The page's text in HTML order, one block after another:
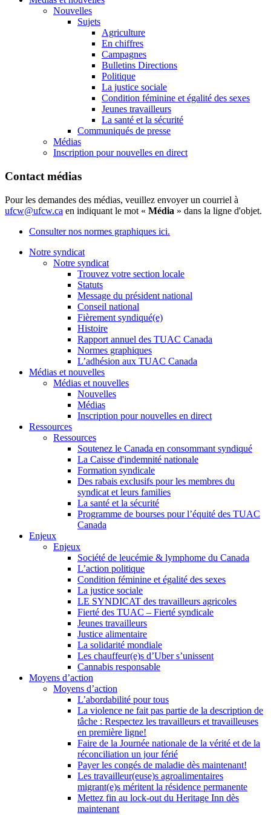
Nouvelles
Sujets
Agriculture
En chiffres
Campagnes
Bulletins Directions
Politique
La justice sociale
Condition féminine et égalité des sexes
Jeunes travailleurs
La santé et la sécurité
Communiqués de presse
Médias
Inscription pour nouvelles en direct
Contact médias
Pour les demandes des médias, veuillez envoyer un courriel à
ufcw@ufcw.ca en indiquant le mot « Média » dans la ligne d'objet.
Consulter nos normes graphiques ici.
Notre syndicat
Notre syndicat
Trouvez votre section locale
Statuts
Message du président national
Conseil national
Fièrement syndiqué(e)
Histoire
Rapport annuel des TUAC Canada
Normes graphiques
L’adhésion aux TUAC Canada
Médias et nouvelles
Médias et nouvelles
Nouvelles
Médias
Inscription pour nouvelles en direct
Ressources
Ressources
Soutenez le Canada en consommant syndiqué
La Caisse d'indemnité nationale
Formation syndicale
Des rabais exclusifs pour les membres du
syndicat et leurs families
La santé et la sécurité
Programme de bourses pour l’équité des TUAC
Canada
Enjeux
Enjeux
Société de leucémie & lymphome du Canada
L’action politique
Condition féminine et égalité des sexes
La justice sociale
LE SYNDICAT des travailleurs agricoles
Fierté des TUAC – Fierté syndicale
Jeunes travailleurs
Justice alimentaire
La solidarité mondiale
Les chauffeur(e)s d’Uber s’unissent
Cannabis responsable
Moyens d’action
Moyens d’action
L’abordabilité pour tous
La violence ne fait pas partie de la description de
tâche : Respectez les travailleurs et travailleuses
en première ligne!
Faire de la Journée nationale de la vérité et de la
réconciliation un jour férié
Payer les congés de maladie dès maintenant!
Les travailleur(euse)s agroalimentaires
migrant(e)s méritent la résidence permanente
Mettez fin au lock-out du Heritage Inn dès
maintenant